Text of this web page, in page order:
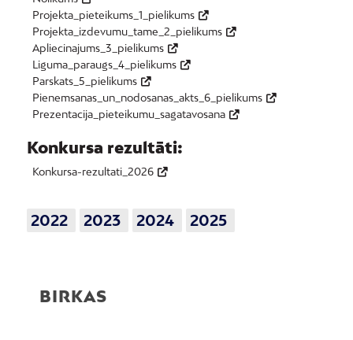
Projekta_pieteikums_1_pielikums
Projekta_izdevumu_tame_2_pielikums
Apliecinajums_3_pielikums
Liguma_paraugs_4_pielikums
Parskats_5_pielikums
Pienemsanas_un_nodosanas_akts_6_pielikums
Prezentacija_pieteikumu_sagatavosana
Konkursa rezultāti:
Konkursa-rezultati_2026
2022 2023 2024 2025
BIRKAS